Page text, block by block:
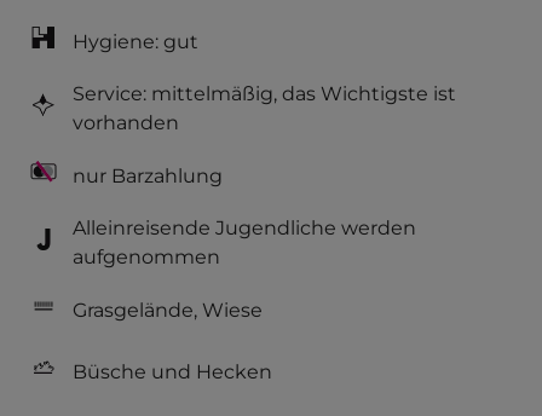
Hygiene: gut
Service: mittelmäßig, das Wichtigste ist
vorhanden
nur Barzahlung
Alleinreisende Jugendliche werden
aufgenommen
Grasgelände, Wiese
Büsche und Hecken